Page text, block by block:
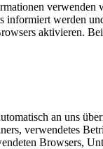
informiert werden
aktivieren.
an uns
verwendetes
Browsers,